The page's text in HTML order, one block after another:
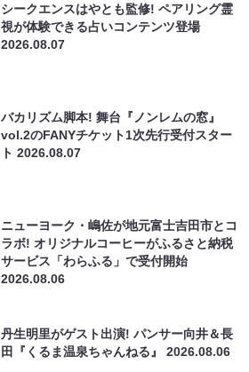
シークエンスはやとも監修! ペアリング霊
視が体験できる占いコンテンツ登場
2026.08.07
バカリズム脚本! 舞台『ノンレムの窓』
vol.2のFANYチケット1次先行受付スター
ト2026.08.07
ニューヨーク・嶋佐が地元富士吉田市とコ
ラボ! オリジナルコーヒーがふるさと納税
サービス「わらふる」で受付開始
2026.08.06
丹生明里がゲスト出演! パンサー向井＆長
田『くるま温泉ちゃんねる』2026.08.06